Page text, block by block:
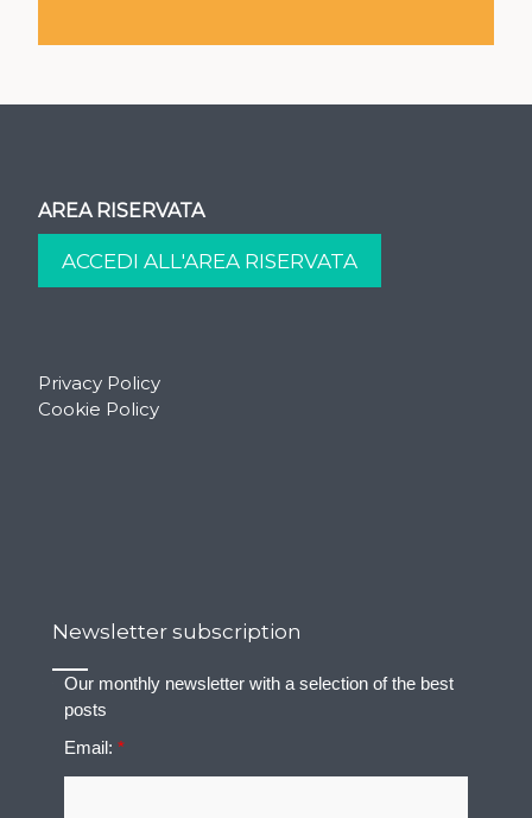
AREA RISERVATA
Privacy Policy
Cookie Policy
Newsletter subscription
Our monthly newsletter with a selection of the best
posts
Email:*